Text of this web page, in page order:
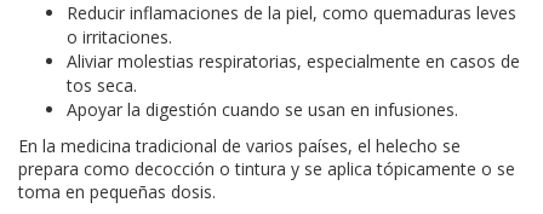
Reducir inflamaciones de la piel, como quemaduras leves
o irritaciones.
Aliviar molestias respiratorias, especialmente en casos de
tos seca.
Apoyar la digestión cuando se usan en infusiones.
En la medicina tradicional de varios países, el helecho se
prepara como decocción o tintura y se aplica tópicamente o se
toma en pequeñas dosis.